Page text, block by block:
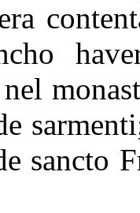
sancto